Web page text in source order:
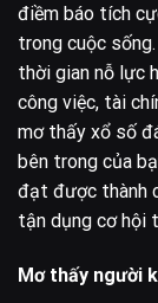
điềm báo tích
trong cuộc
thời gian nỗ lực
công việc, tài
mơ thấy xổ số
bên trong của
đạt được thành
tận dụng cơ hội
Mơ thấy người